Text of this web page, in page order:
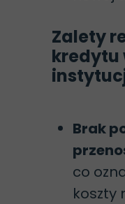
Zalety
kredytu
Brak
co
koszty